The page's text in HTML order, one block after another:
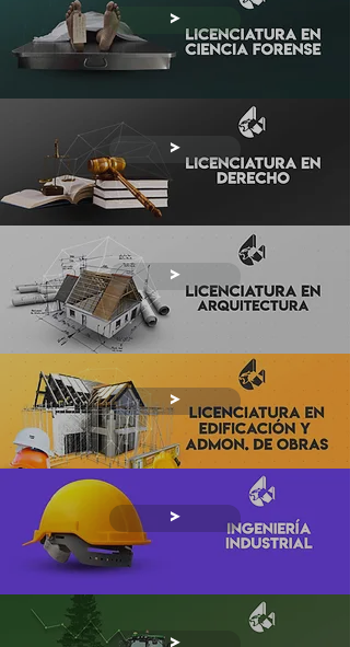
>
>
>
>
>